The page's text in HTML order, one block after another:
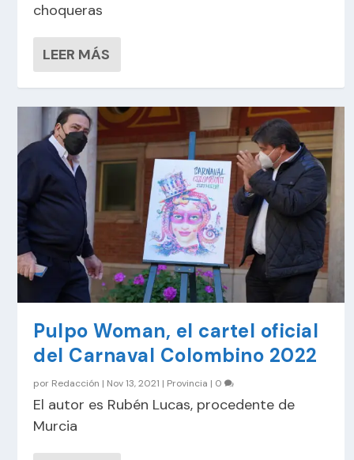
choqueras
LEER MÁS
Pulpo Woman, el cartel oficial
del Carnaval Colombino 2022
por Redacción | Nov 13, 2021 | Provincia | 0
El autor es Rubén Lucas, procedente de
Murcia